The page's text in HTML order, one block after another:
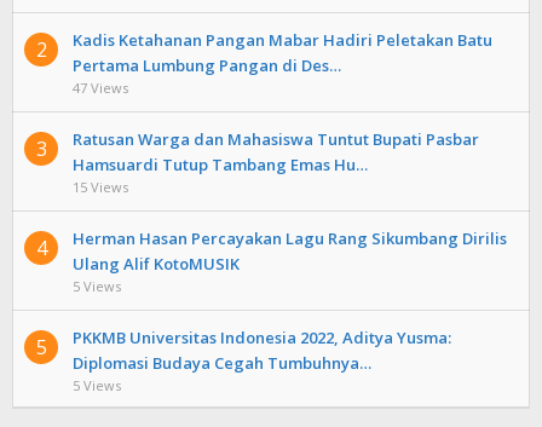
2
Kadis Ketahanan Pangan Mabar Hadiri Peletakan Batu
Pertama Lumbung Pangan di Des…
47 Views
3
Ratusan Warga dan Mahasiswa Tuntut Bupati Pasbar
Hamsuardi Tutup Tambang Emas Hu…
15 Views
4
Herman Hasan Percayakan Lagu Rang Sikumbang Dirilis
Ulang Alif KotoMUSIK
5 Views
5
PKKMB Universitas Indonesia 2022, Aditya Yusma:
Diplomasi Budaya Cegah Tumbuhnya…
5 Views